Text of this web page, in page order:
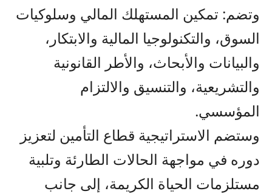
وتضم: تمكين المستهلك المالي وسلوكيات
السوق، والتكنولوجيا المالية والابتكار،
والبيانات والأبحاث، والأطر القانونية
والتشريعية، والتنسيق والالتزام
المؤسسي.
وستضم الاستراتيجية قطاع التأمين لتعزيز
دوره في مواجهة الحالات الطارئة وتلبية
مستلزمات الحياة الكريمة، إلى جانب